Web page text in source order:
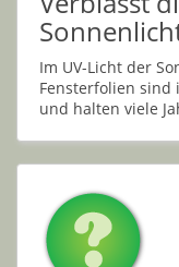
Im UV-Licht der
Fensterfolien sind
und halten viele